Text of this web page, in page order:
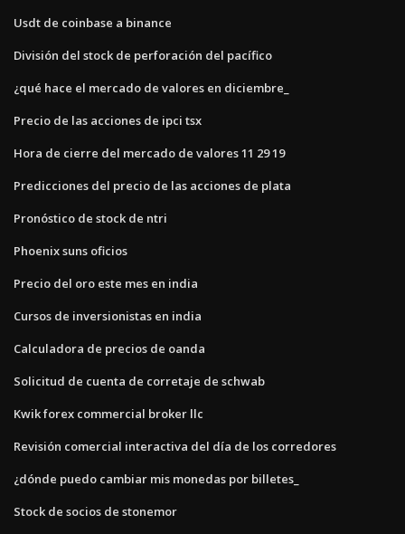
Usdt de coinbase a binance
División del stock de perforación del pacífico
¿qué hace el mercado de valores en diciembre_
Precio de las acciones de ipci tsx
Hora de cierre del mercado de valores 11 29 19
Predicciones del precio de las acciones de plata
Pronóstico de stock de ntri
Phoenix suns oficios
Precio del oro este mes en india
Cursos de inversionistas en india
Calculadora de precios de oanda
Solicitud de cuenta de corretaje de schwab
Kwik forex commercial broker llc
Revisión comercial interactiva del día de los corredores
¿dónde puedo cambiar mis monedas por billetes_
Stock de socios de stonemor